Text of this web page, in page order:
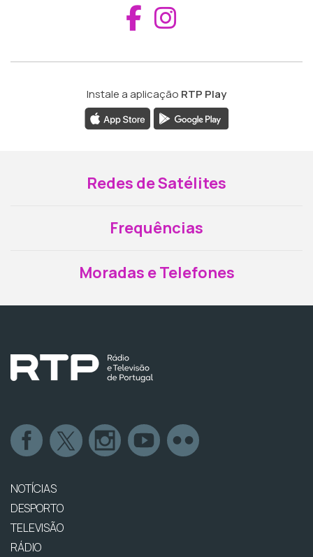
Aceder ao
Instale a aplicação RTP Play
Redes de Satélites
Frequências
Moradas e Telefones
NOTÍCIAS
DESPORTO
TELEVISÃO
RÁDIO